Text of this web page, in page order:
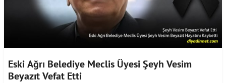
Eski Ağrı Belediye Meclis Üyesi Şeyh Vesim
Beyazıt Vefat Etti